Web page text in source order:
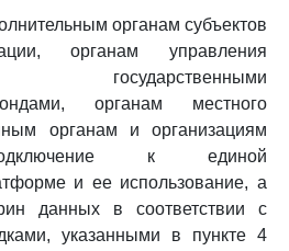
органам субъектов
органам управления
государственными
органам местного
органам и организациям
к единой
и ее использование, а
данных в соответствии с
указанными в пункте 4